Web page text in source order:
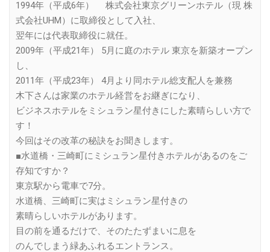
1994年（平成6年） 株式会社東京グリーンホテル（現 株
式会社UHM）に取締役として入社、
翌年には代表取締役に就任。
2009年（平成21年） 5月に庭のホテル 東京を新築オープン
し、
2011年（平成23年） 4月より同ホテル総支配人を兼務
木下さんは家業のホテル経営をお継ぎになり、
ビジネスホテルをミシュラン星付きにした素晴らしい方で
す！
今回はその改革の秘訣をお聞きします。
■水道橋・三崎町にミシュラン星付きホテルがあるのをご
存知ですか？
東京駅から電車で7分。
水道橋、三崎町に実はミシュラン星付きの
素晴らしいホテルがあります。
目の前を通るだけで、そのたたずまいに息を
のんでしまう緑あふれるエントランス。